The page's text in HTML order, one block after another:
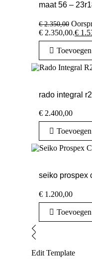
maat 56 –
€2.350,00
€ 2.350,00.€
rado integral
€ 2.400,00
seiko prospex
€ 1.200,00
Edit Template